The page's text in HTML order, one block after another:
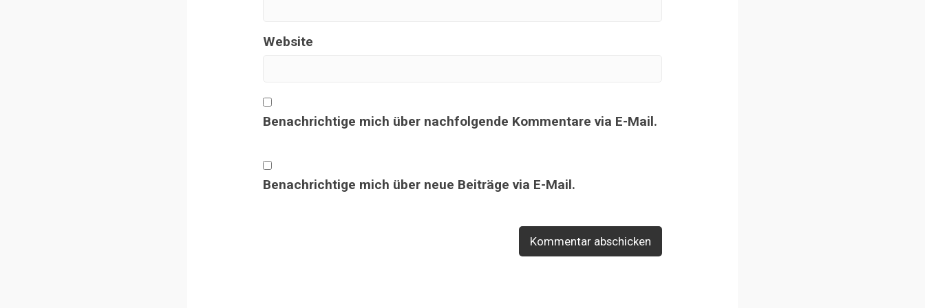
Website
Benachrichtige mich über nachfolgende Kommentare via E-Mail.
Benachrichtige mich über neue Beiträge via E-Mail.